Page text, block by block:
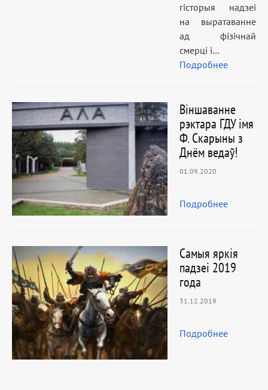
гісторыя надзеі
на выратаванне
ад фізічнай
смерці і…
Подробнее
Віншаванне
рэктара ГДУ імя
Ф. Скарыны з
Днём ведаў!
01.09.2020
Подробнее
Самыя яркія
падзеі 2019
года
31.12.2019
Подробнее